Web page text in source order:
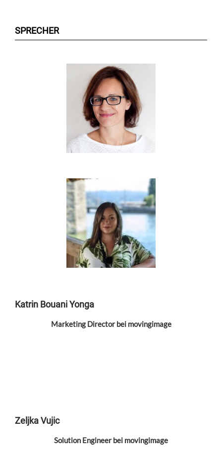
SPRECHER
Katrin Bouani Yonga
Marketing Director bei movingimage
Zeljka Vujic
Solution Engineer bei movingimage